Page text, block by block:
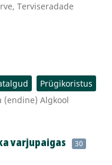
Terviseradade
Prügikoristus
(endine) Algkool
varjupaigas
30